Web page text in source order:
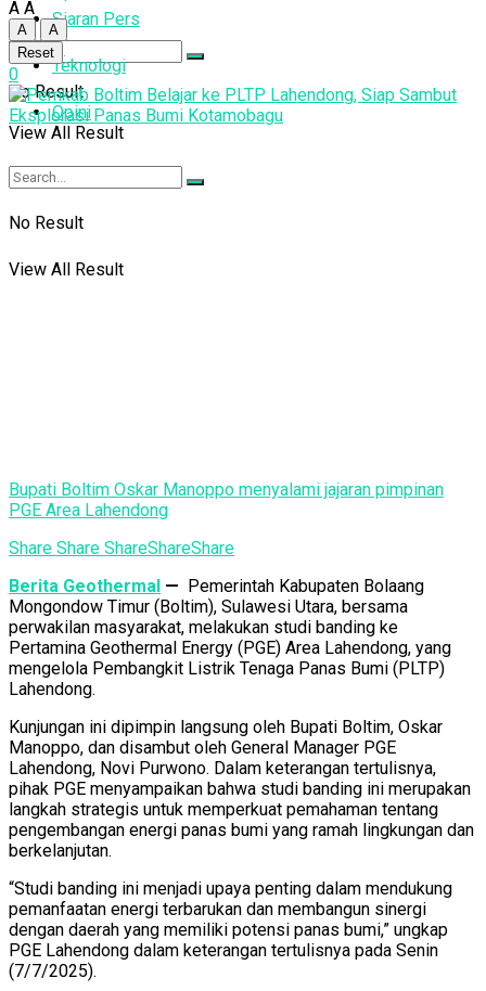
No Result
View All Result
Siaran Pers
Teknologi
Opini
No Result
View All Result
A A
A
A
Reset
0
Bupati Boltim Oskar Manoppo menyalami jajaran pimpinan
PGE Area Lahendong
Share Share ShareShareShare
Berita Geothermal —
Pemerintah Kabupaten Bolaang
Mongondow Timur (Boltim), Sulawesi Utara, bersama
perwakilan masyarakat, melakukan studi banding ke
Pertamina Geothermal Energy (PGE) Area Lahendong, yang
mengelola Pembangkit Listrik Tenaga Panas Bumi (PLTP)
Lahendong.
Kunjungan ini dipimpin langsung oleh Bupati Boltim, Oskar
Manoppo, dan disambut oleh General Manager PGE
Lahendong, Novi Purwono. Dalam keterangan tertulisnya,
pihak PGE menyampaikan bahwa studi banding ini merupakan
langkah strategis untuk memperkuat pemahaman tentang
pengembangan energi panas bumi yang ramah lingkungan dan
berkelanjutan.
“Studi banding ini menjadi upaya penting dalam mendukung
pemanfaatan energi terbarukan dan membangun sinergi
dengan daerah yang memiliki potensi panas bumi,” ungkap
PGE Lahendong dalam keterangan tertulisnya pada Senin
(7/7/2025).